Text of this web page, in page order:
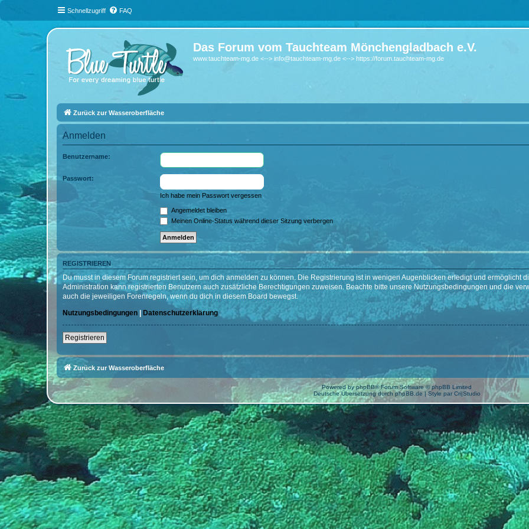
Schnellzugriff FAQ
Das Forum vom Tauchteam Mönchengladbach e.V.
www.tauchteam-mg.de <--> info@tauchteam-mg.de <--> https://forum.tauchteam-mg.de
Zurück zur Wasseroberfläche
Anmelden
Benutzername:
Passwort:
Ich habe mein Passwort vergessen
Angemeldet bleiben
Meinen Online-Status während dieser Sitzung verbergen
REGISTRIEREN
Du musst in diesem Forum registriert sein, um dich anmelden zu können. Die Registrierung ist in wenigen Augenblicken erledigt und ermöglicht
Administration kann registrierten Benutzern auch zusätzliche Berechtigungen zuweisen. Beachte bitte unsere Nutzungsbedingungen und die
auch die jeweiligen Forenregeln, wenn du dich in diesem Board bewegst.
Nutzungsbedingungen | Datenschutzerklärung
Registrieren
Zurück zur Wasseroberfläche
Powered byphpBB® Forum Software © phpBB Limited
Deutsche Übersetzung durch phpBB.de | Style par Cri|Studio